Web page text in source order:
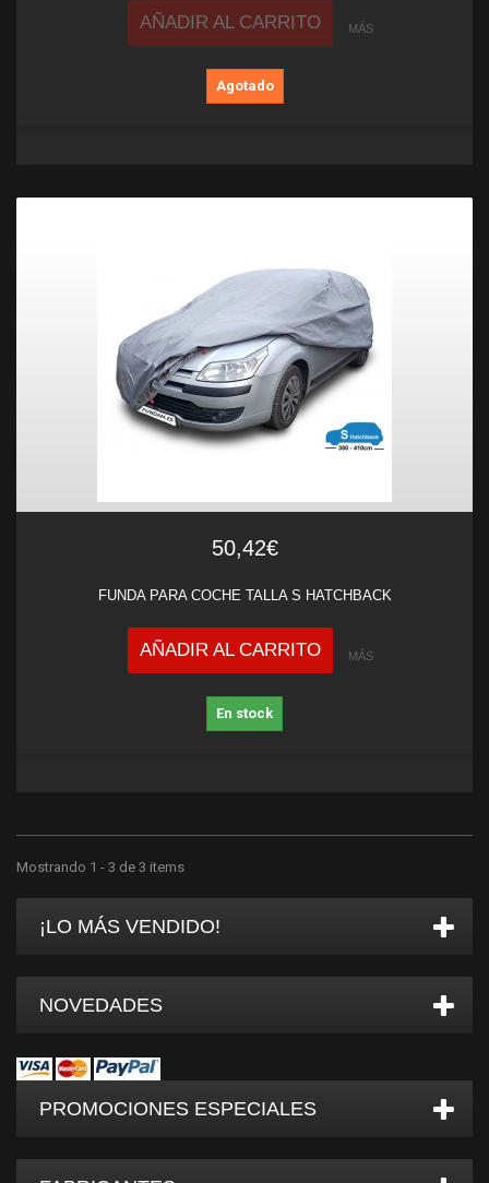
AÑADIR AL CARRITO MÁS
Agotado
50,42€
FUNDA PARA COCHE TALLA S HATCHBACK
AÑADIR AL CARRITO MÁS
En stock
Mostrando 1 - 3 de 3 items
¡LO MÁS VENDIDO!
NOVEDADES
PROMOCIONES ESPECIALES